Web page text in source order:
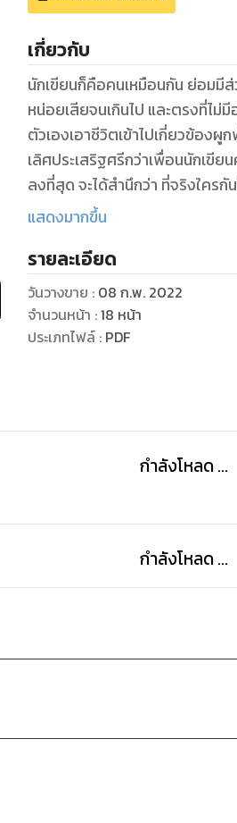
เกี่ยวกับ
นักเขียนก็คือคนเหมือนกัน ย่อมมีส่วนถูกส่
หน่อยเสียจนเกินไป และตรงที่ไม่มีอะไรเอาเสียเลย สมควรถูกแทงให้สะดุ้
ตัวเองเอาชีวิตเข้าไปเกี่ยวข้องผูกพัน กับการเขียนหนังสือ ต้องถูกแทงจึงจะสาสมกับการคิดว่าตั
เลิศประเสริฐศรีกว่าเพื่อนนักเขียนคนอื่น ต้องถูกแทง ให้หมดสิ้นความเป็นตัวตนของตัวเอ
ลงที่สุด จะได้สำนึกว่า ที่จริงใครกันก็ไม่ได้
เหมือนกันทุกราย.
แสดงมากขึ้น
รายละเอียด
วันวางขาย : 08 ก.พ. 2022
จำนวนหน้า :18 หน้า
ประเภทไฟล์: PDF
กำลังโหลด ...
กำลังโหลด ...